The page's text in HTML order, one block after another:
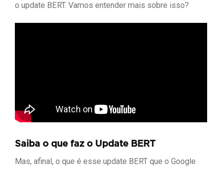
o update BERT. Vamos entender mais sobre isso?
Saiba o que faz o Update BERT
Mas, afinal, o que é esse update BERT que o Google